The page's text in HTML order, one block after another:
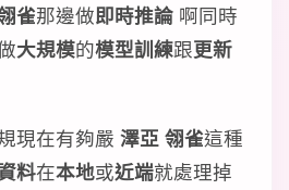
雀那邊做即時推論 啊同時
大規模的模型訓練跟更新
現在有夠嚴 澤亞 翎雀這種
料在本地或近端就處理掉